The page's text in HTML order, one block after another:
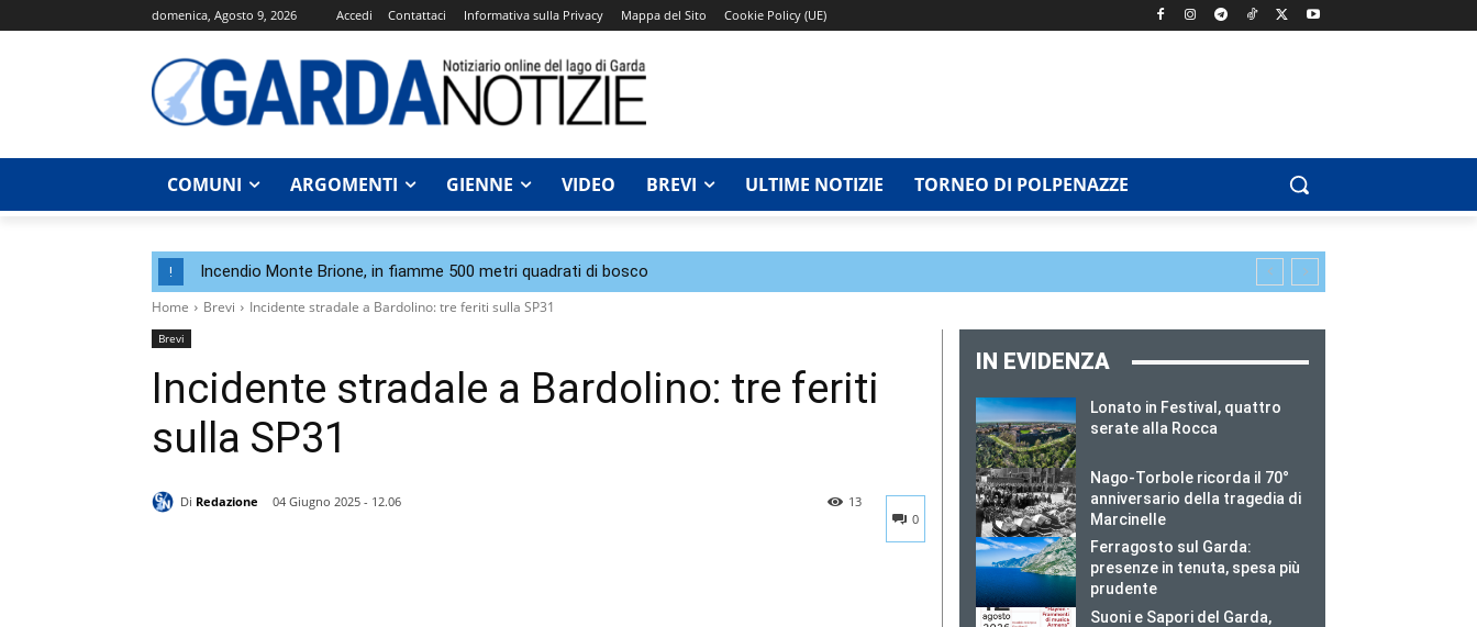
domenica, Agosto 9, 2026 Accedi Contattaci Informativa sulla Privacy Mappa del Sito Cookie Policy (UE)
COMUNI ARGOMENTI GIENNE VIDEO BREVI ULTIME NOTIZIE TORNEO DI POLPENAZZE
! Incendio Monte Brione, in fiamme 500 metri quadrati di bosco
Home Brevi Incidente stradale a Bardolino: tre feriti sulla SP31
Brevi
Incidente stradale a Bardolino: tre feriti
sulla SP31
Di Redazione
04 Giugno 2025 - 12.06
0
13
IN EVIDENZA
Lonato in Festival, quattro
serate alla Rocca
Nago-Torbole ricorda il 70°
anniversario della tragedia di
Marcinelle
Ferragosto sul Garda:
presenze in tenuta, spesa più
prudente
Suoni e Sapori del Garda,